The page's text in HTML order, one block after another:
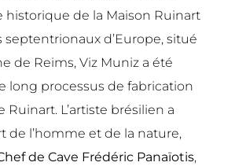
historique de la Maison Ruinart
septentrionaux d’Europe, situé
de Reims, Viz Muniz a été
long processus de fabrication
L’artiste brésilien a
de l’homme et de la nature,
de Cave Frédéric Panaïotis,